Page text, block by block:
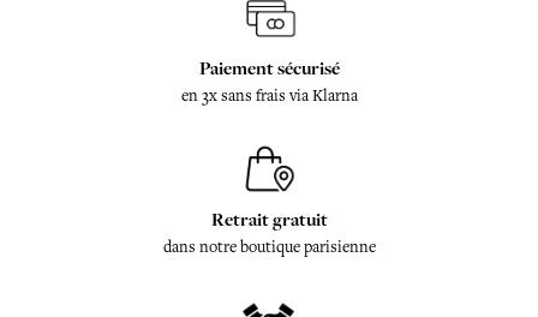
Paiement sécurisé
en 3x sans frais via Klarna
Retrait gratuit
dans notre boutique parisienne